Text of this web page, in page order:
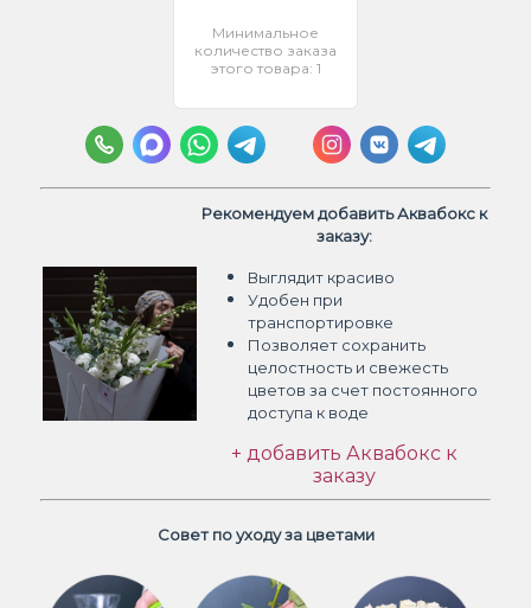
Минимальное
количество заказа
этого товара: 1
Рекомендуем добавить Аквабокс к
заказу:
Выглядит красиво
Удобен при
транспортировке
Позволяет сохранить
целостность и свежесть
цветов за счет постоянного
доступа к воде
+ добавить Аквабокс к
заказу
Совет по уходу за цветами